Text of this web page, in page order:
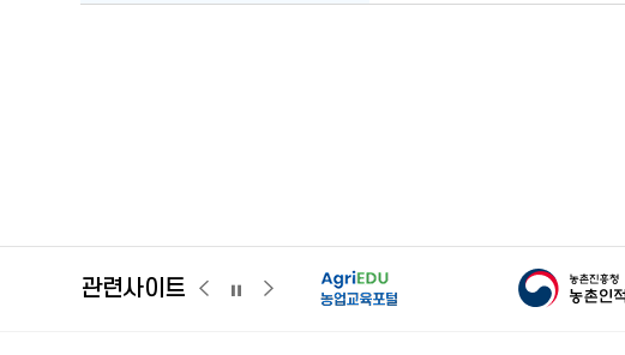
관련사이트
관련사이트관련사이트
관련사이트농업교육포털 농촌인적자원